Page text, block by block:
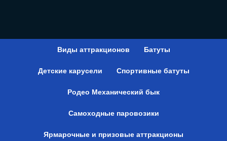
Виды аттракционов Батуты
Детские карусели Спортивные батуты
Родео Механический бык
Самоходные паровозики
Ярмарочные и призовые аттракционы